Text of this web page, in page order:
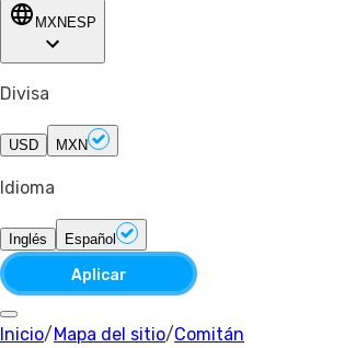
MXN ESP
Divisa
USD MXN
Idioma
Inglés Español
Aplicar
Inicio/ Mapa del sitio/Comitán